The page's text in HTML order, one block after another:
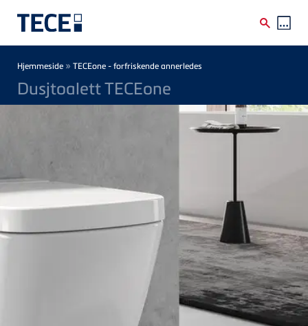
Breadcrumb
Hjemmeside » TECEone - forfriskende annerledes
Dusjtoalett TECEone